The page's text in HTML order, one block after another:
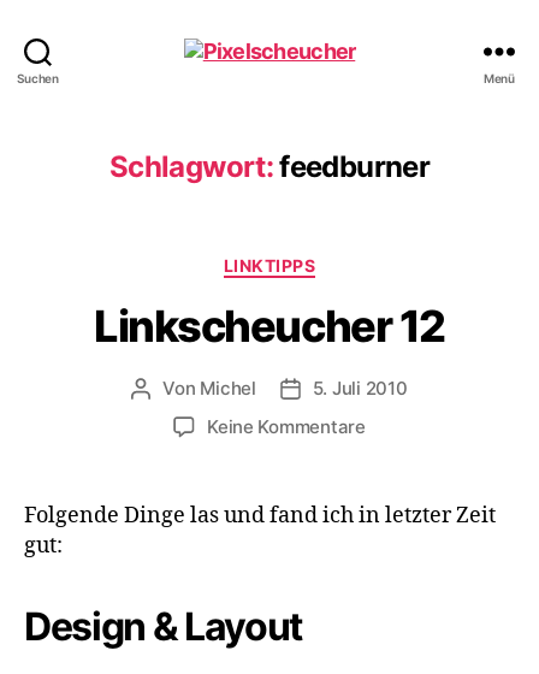
Suchen Menü
Schlagwort:feedburner
Kategorien
LINKTIPPS
Linkscheucher 12
Beitragsautor
Von Michel Veröffentlichungsdatum
5. Juli 2010
Keine Kommentarezu
Folgende Dinge las und fand ich in letzter Zeit
gut:
Design & Layout